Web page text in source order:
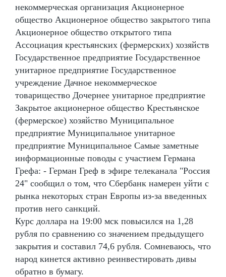
некоммерческая организация Акционерное
общество Акционерное общество закрытого типа
Акционерное общество открытого типа
Ассоциация крестьянских (фермерских) хозяйств
Государственное предприятие Государственное
унитарное предприятие Государственное
учреждение Дачное некоммерческое
товарищество Дочернее унитарное предприятие
Закрытое акционерное общество Крестьянское
(фермерское) хозяйство Муниципальное
предприятие Муниципальное унитарное
предприятие Муниципальное Самые заметные
информационные поводы с участием Германа
Грефа: - Герман Греф в эфире телеканала "Россия
24" сообщил о том, что Сбербанк намерен уйти с
рынка некоторых стран Европы из-за введенных
против него санкций.
Курс доллара на 19:00 мск повысился на 1,28
рубля по сравнению со значением предыдущего
закрытия и составил 74,6 рубля. Сомневаюсь, что
народ кинется активно реинвестировать дивы
обратно в бумагу.